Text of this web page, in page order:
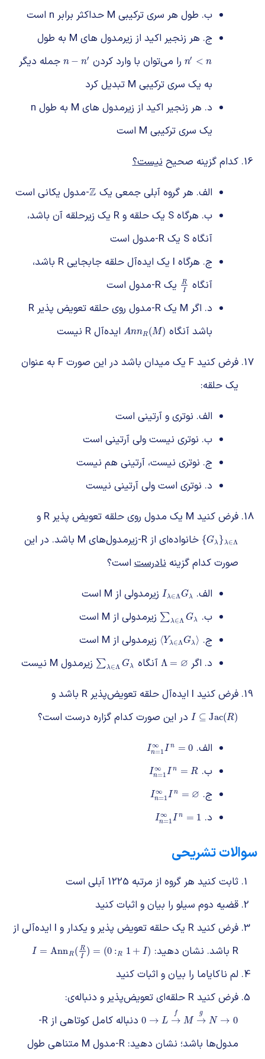
ب. طول هر سری ترکیبی M حداکثر برابر n است
ج. هر زنجیر اکید از زیرمدول های M به طول
n′ < n
n′< n را می‌توان با وارد کردن n − n′
n−n
جمله دیگر
به یک سری ترکیبی M تبدیل کرد
د. هر زنجیر اکید از زیرمدول های M به طول n
یک سری ترکیبی M است
کدام گزینه صحیحنیست؟
الف. هر گروه آبلی جمعی یک Z
Z-مدول یکانی است
ب. هرگاه S یک حلقه و R یک زیرحلقه آن باشد،
آنگاه S یک R-مدول است
ج. هرگاه I یک ایده‌آل حلقه جابجایی R باشد،
آنگاه
R
I
RI
یک R-مدول است
د. اگر M یک R-مدول روی حلقه تعویض پذیر R
باشد آنگاه
AnnR(M)
AnnR(M) ایده‌آل R نیست
فرض کنید F یک میدان باشد در این صورت F به عنوان
یک حلقه:
الف. نوتری و آرتینی است
ب. نوتری نیست ولی آرتینی است
ج. نوتری نیست، آرتینی هم نیست
د. نوتری است ولی آرتینی نیست
فرض کنید M یک مدول روی حلقه تعویض پذیر R و
{Gλ }λ∈Λ
{Gλ}λ∈Λ
خانواده‌ای از R-زیرمدول‌های M باشد. در این
صورت کدام گزینهنادرستاست؟
الف. Iλ∈ΛGλ
Iλ∈ΛGλ
زیرمدولی از M است
ب.
∑λ∈Λ Gλ
∑λ∈ΛGλ
زیرمدولی از M است
ج.
⟨Yλ∈ΛGλ ⟩
⟨Yλ∈ΛGλ ⟩
زیرمدولی از M است
د. اگر
Λ = ∅
Λ =∅ آنگاه ∑λ∈Λ Gλ
∑λ∈ΛGλ زیرمدول M نیست
فرض کنید I ایده‌آل حلقه تعویض‌پذیر R باشد و
I ⊆ Jac(R)
I⊆Jac(R) در این صورت کدام گزاره درست است؟
الف. I ∞
n=1I n = 0
In=1∞I n= 0
ب.
I ∞
n=1I n = R
In=1∞I n= R
ج.
I ∞
n=1I n = ∅
In=1∞I n= ∅
د.
I ∞
n=1I n = 1
In=1∞I n= 1
سوالات تشریحی
ثابت کنید هر گروه از مرتبه 1225 آبلی است
قضیه دوم سیلو را بیان و اثبات کنید
فرض کنید R یک حلقه تعویض پذیر و یکدار و I ایده‌آلی از
R باشد. نشان دهید:
I = AnnR ( R
I ) = (0 :R 1 + I)
I= AnnR(RI)=(0:R 1+ )
لم ناکایاما را بیان و اثبات کنید
فرض کنید R حلقه‌ای تعویض‌پذیر و دنباله‌ی:
0 → L →
f
M →
g
N → 0
0 →L→fM→ gN →0
دنباله کامل کوتاهی از R-
مدول‌ها باشد؛ نشان دهید: R-مدول M متناهی طول